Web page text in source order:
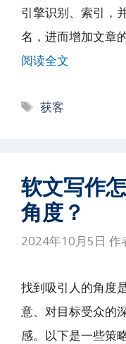
引擎识别、索引，
名，进而增加文章
阅读全文
标
获客
软文写作
角度？
2024年10月5日 作
找到吸引人的角度
意、对目标受众的
感。以下是一些策